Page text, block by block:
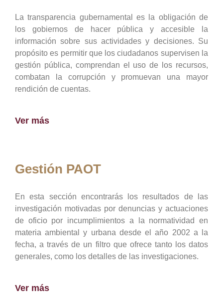
La transparencia gubernamental es la obligación de
los gobiernos de hacer pública y accesible la
información sobre sus actividades y decisiones. Su
propósito es permitir que los ciudadanos supervisen la
gestión pública, comprendan el uso de los recursos,
combatan la corrupción y promuevan una mayor
rendición de cuentas.
Ver más
Gestión PAOT
En esta sección encontrarás los resultados de las
investigación motivadas por denuncias y actuaciones
de oficio por incumplimientos a la normatividad en
materia ambiental y urbana desde el año 2002 a la
fecha, a través de un filtro que ofrece tanto los datos
generales, como los detalles de las investigaciones.
Ver más